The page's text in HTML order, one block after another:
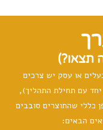
תצאו?)
או עסק יש צרכים
יחד עם תחילת התהליך),
כללי שהתוצרים סובבים
הבאים: